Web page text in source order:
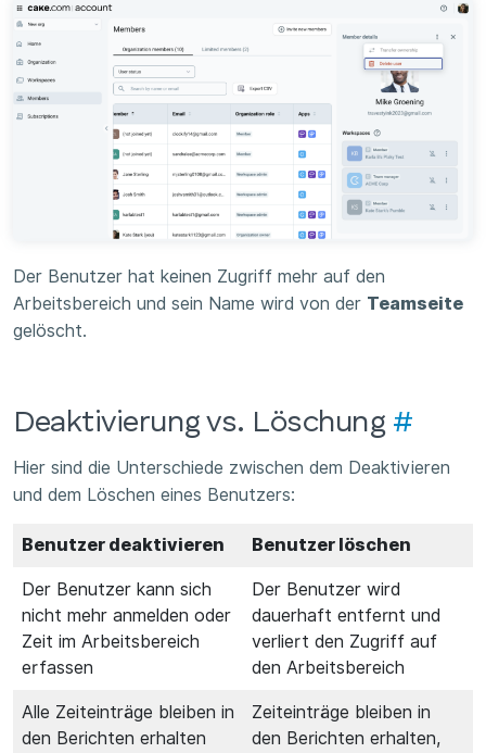
Der Benutzer hat keinen Zugriff mehr auf den
Arbeitsbereich und sein Name wird von der Teamseite
gelöscht.
Deaktivierung vs. Löschung #
Hier sind die Unterschiede zwischen dem Deaktivieren
und dem Löschen eines Benutzers:
Benutzer deaktivieren Benutzer löschen
Der Benutzer kann sich
nicht mehr anmelden oder
Zeit im Arbeitsbereich
erfassen
Der Benutzer wird
dauerhaft entfernt und
verliert den Zugriff auf
den Arbeitsbereich
Alle Zeiteinträge bleiben in
den Berichten erhalten
Zeiteinträge bleiben in
den Berichten erhalten,